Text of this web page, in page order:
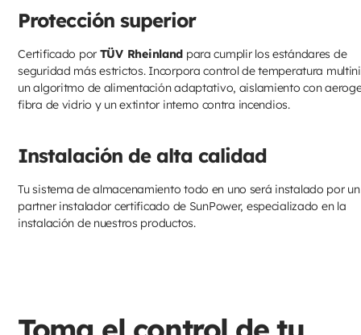
Protección superior
Certificado por TÜV Rheinland para cumplir los estándares de
seguridad más estrictos. Incorpora control de temperatura
un algoritmo de alimentación adaptativo, aislamiento con
fibra de vidrio y un extintor interno contra incendios.
Instalación de alta calidad
Tu sistema de almacenamiento todo en uno será instalado por un
partner instalador certificado de SunPower, especializado en la
instalación de nuestros productos.